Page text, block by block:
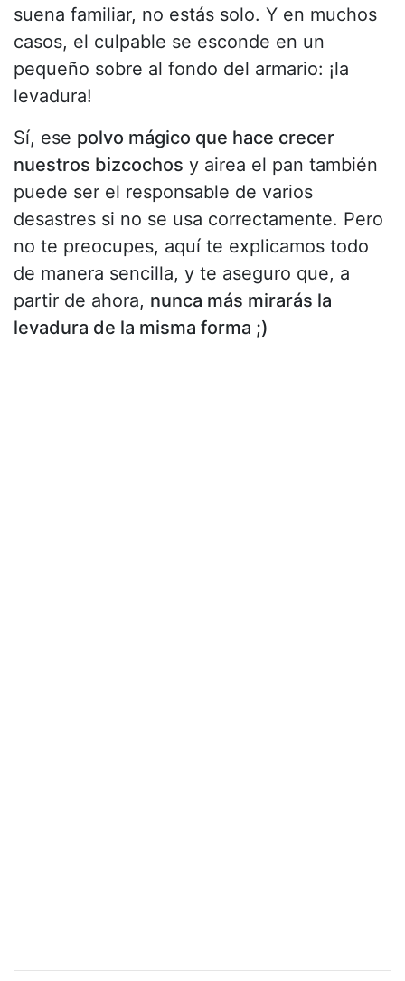
suena familiar, no estás solo. Y en muchos
casos, el culpable se esconde en un
pequeño sobre al fondo del armario: ¡la
levadura!
Sí, ese polvo mágico que hace crecer
nuestros bizcochos y airea el pan también
puede ser el responsable de varios
desastres si no se usa correctamente. Pero
no te preocupes, aquí te explicamos todo
de manera sencilla, y te aseguro que, a
partir de ahora, nunca más mirarás la
levadura de la misma forma ;)